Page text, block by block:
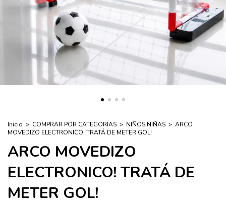
Inicio > COMPRAR POR CATEGORIAS > NIÑOS NIÑAS > ARCO
MOVEDIZO ELECTRONICO! TRATÁ DE METER GOL!
ARCO MOVEDIZO
ELECTRONICO! TRATÁ DE
METER GOL!